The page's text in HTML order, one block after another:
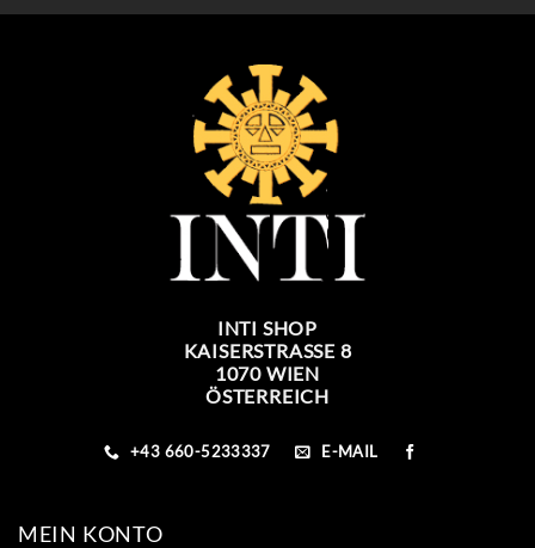
INTI SHOP
KAISERSTRASSE 8
1070 WIEN
ÖSTERREICH
+43 660-5233337 E-MAIL
MEIN KONTO